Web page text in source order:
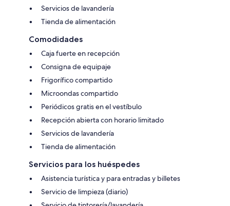
Servicios de lavandería
Tienda de alimentación
Comodidades
Caja fuerte en recepción
Consigna de equipaje
Frigorífico compartido
Microondas compartido
Periódicos gratis en el vestíbulo
Recepción abierta con horario limitado
Servicios de lavandería
Tienda de alimentación
Servicios para los huéspedes
Asistencia turística y para entradas y billetes
Servicio de limpieza (diario)